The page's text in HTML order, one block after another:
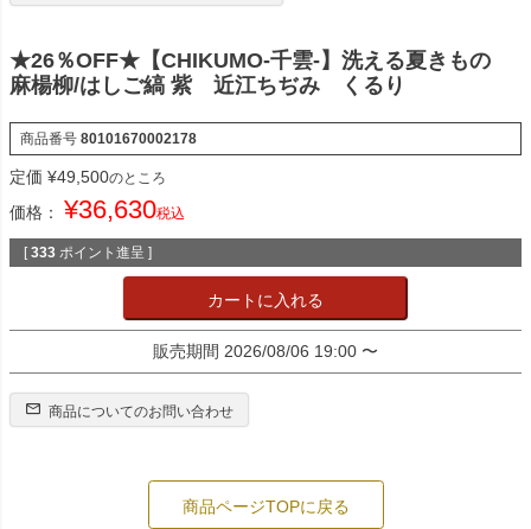
★26％OFF★【CHIKUMO-千雲-】洗える夏きもの
麻楊柳/はしご縞 紫 近江ちぢみ くるり
商品番号 80101670002178
定価 ¥49,500のところ
価格： ¥36,630税込
[ 333 ポイント進呈 ]
カートに入れる
販売期間 2026/08/06 19:00 〜
商品についてのお問い合わせ
商品ページTOPに戻る